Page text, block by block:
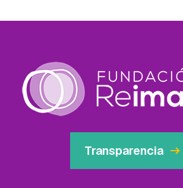
Transparencia arrow_right_alt